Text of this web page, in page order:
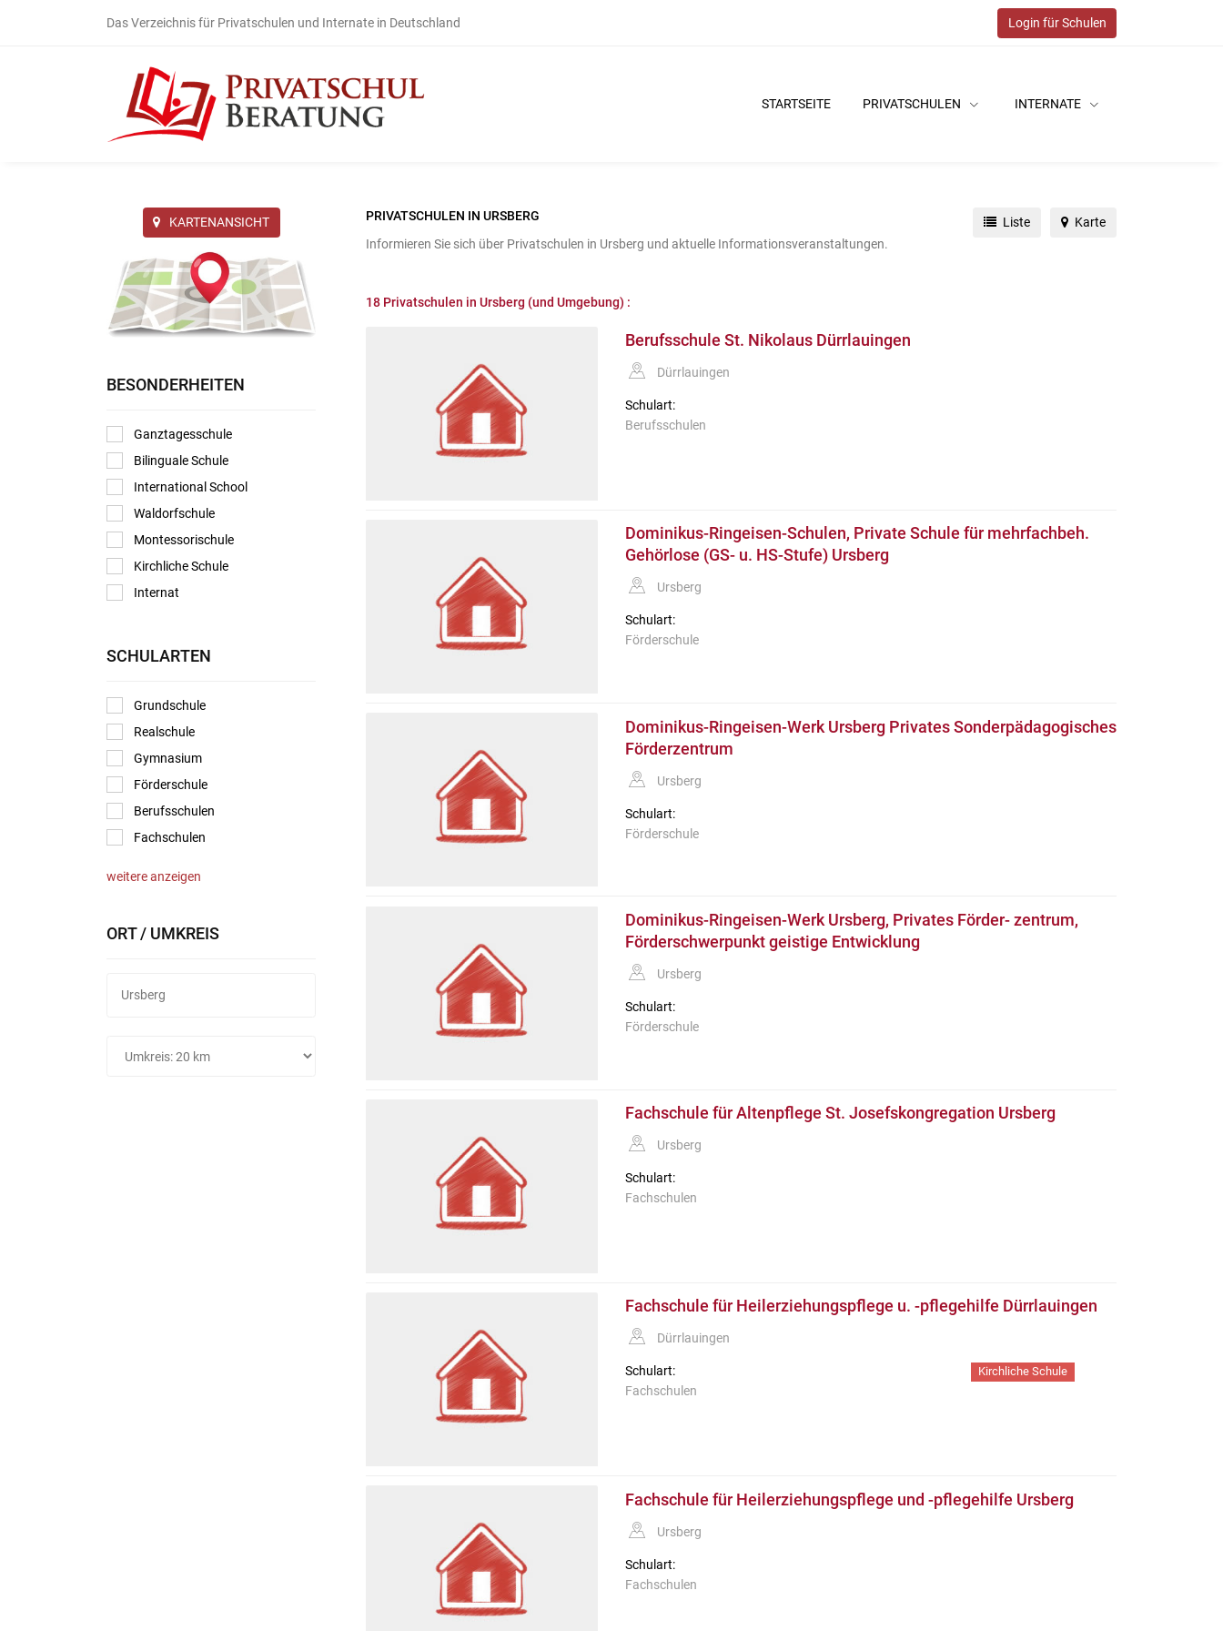
Das Verzeichnis für Privatschulen und Internate in Deutschland Login für Schulen
STARTSEITE PRIVATSCHULEN INTERNATE
KARTENANSICHT
BESONDERHEITEN
Ganztagesschule
Bilinguale Schule
International School
Waldorfschule
Montessorischule
Kirchliche Schule
Internat
SCHULARTEN
Grundschule
Realschule
Gymnasium
Förderschule
Berufsschulen
Fachschulen
weitere anzeigen
ORT / UMKREIS
PRIVATSCHULEN IN URSBERG
Informieren Sie sich über Privatschulen in Ursberg und aktuelle Informationsveranstaltungen.
Liste Karte
18 Privatschulen in Ursberg (und Umgebung) :
Berufsschule St. Nikolaus Dürrlauingen
Dürrlauingen
Schulart:
Berufsschulen
Dominikus-Ringeisen-Schulen, Private Schule für mehrfachbeh.
Gehörlose (GS- u. HS-Stufe) Ursberg
Ursberg
Schulart:
Förderschule
Dominikus-Ringeisen-Werk Ursberg Privates Sonderpädagogisches
Förderzentrum
Ursberg
Schulart:
Förderschule
Dominikus-Ringeisen-Werk Ursberg, Privates Förder- zentrum,
Förderschwerpunkt geistige Entwicklung
Ursberg
Schulart:
Förderschule
Fachschule für Altenpflege St. Josefskongregation Ursberg
Ursberg
Schulart:
Fachschulen
Fachschule für Heilerziehungspflege u. -pflegehilfe Dürrlauingen
Dürrlauingen
Schulart:
Fachschulen
Kirchliche Schule
Fachschule für Heilerziehungspflege und -pflegehilfe Ursberg
Ursberg
Schulart:
Fachschulen